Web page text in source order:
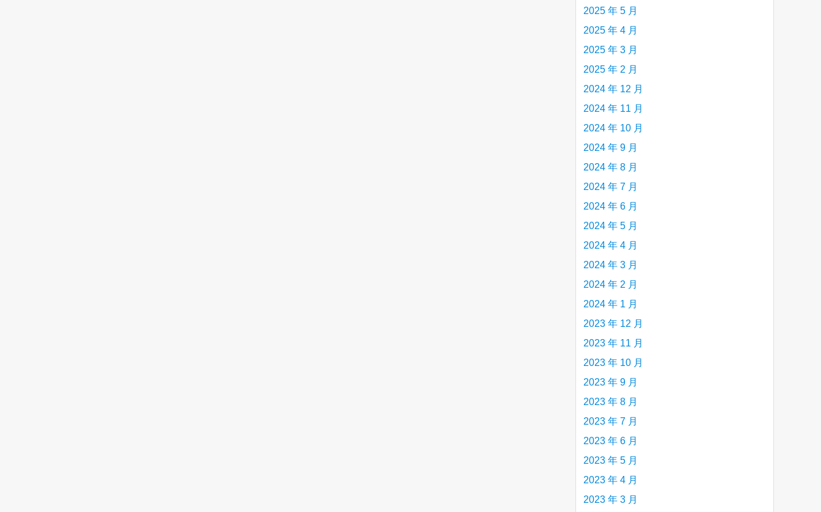
2025 年 5 月
2025 年 4 月
2025 年 3 月
2025 年 2 月
2024 年 12 月
2024 年 11 月
2024 年 10 月
2024 年 9 月
2024 年 8 月
2024 年 7 月
2024 年 6 月
2024 年 5 月
2024 年 4 月
2024 年 3 月
2024 年 2 月
2024 年 1 月
2023 年 12 月
2023 年 11 月
2023 年 10 月
2023 年 9 月
2023 年 8 月
2023 年 7 月
2023 年 6 月
2023 年 5 月
2023 年 4 月
2023 年 3 月